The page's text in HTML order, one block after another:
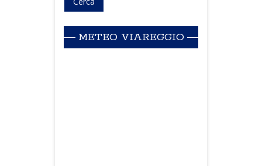
METEO VIAREGGIO